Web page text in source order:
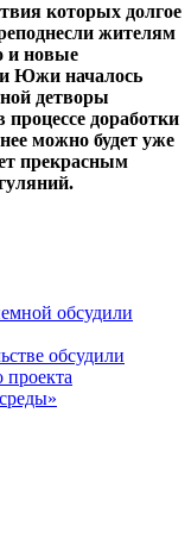
которых долгое
жителям
и новые
Южи началось
детворы
доработки
можно будет уже
прекрасным
обсудили
обсудили
проекта